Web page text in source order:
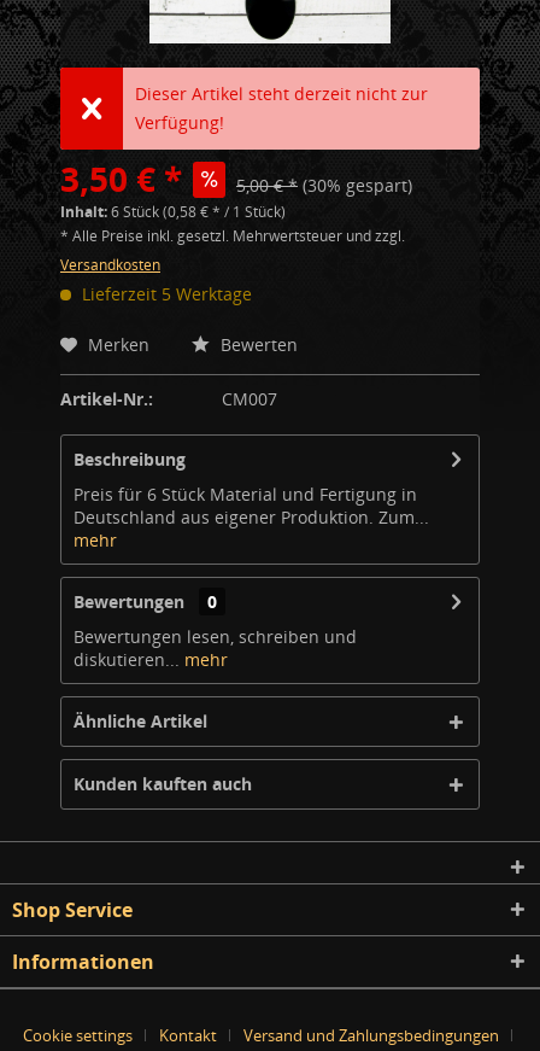
Dieser Artikel steht derzeit nicht zur
Verfügung!
3,50 € * 5,00 € * (30% gespart)
Inhalt:6 Stück (0,58 € * / 1 Stück)
* Alle Preise inkl. gesetzl. Mehrwertsteuer und zzgl.
Versandkosten
Lieferzeit 5 Werktage
Merken Bewerten
Artikel-Nr.: CM007
Beschreibung
Preis für 6 Stück Material und Fertigung in
Deutschland aus eigener Produktion. Zum...
mehr
Bewertungen
0
Bewertungen lesen, schreiben und
diskutieren... mehr
Ähnliche Artikel
Kunden kauften auch
Shop Service
Informationen
Cookie settings Kontakt Versand und Zahlungsbedingungen